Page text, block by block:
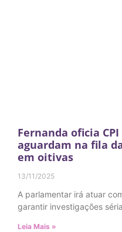
Fernanda oficia
aguardam na fila
em oitivas
13/11/2025
A parlamentar irá atuar
garantir investigações
Leia Mais »